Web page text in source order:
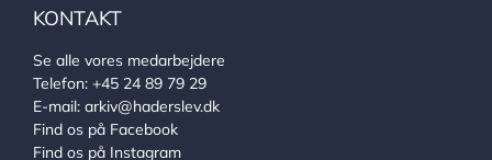
KONTAKT
Se alle vores medarbejdere
Telefon: +45 24 89 79 29
E-mail: arkiv@haderslev.dk
Find os på Facebook
Find os på Instagram